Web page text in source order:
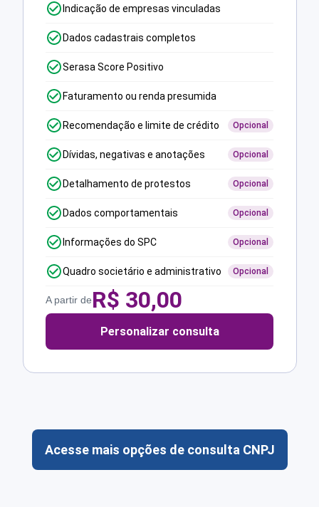
Indicação de empresas vinculadas
Dados cadastrais completos
Serasa Score Positivo
Faturamento ou renda presumida
Recomendação e limite de crédito Opcional
Dívidas, negativas e anotações Opcional
Detalhamento de protestos Opcional
Dados comportamentais Opcional
Informações do SPC Opcional
Quadro societário e administrativo Opcional
A partir deR$ 30,00
Personalizar consulta
Acesse mais opções de consulta CNPJ